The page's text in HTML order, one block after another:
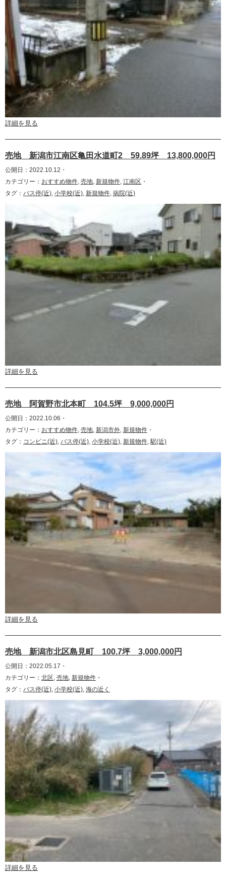
詳細を見る
売地 新潟市江南区亀田水道町2 59.89坪 13,800,000円
公開日：2022.10.12・
カテゴリー： おすすめ物件 売地 新規物件 江南区 ・
タグ： バス停(近) 小学校(近) 新規物件 病院(近)
詳細を見る
売地 阿賀野市北本町 104.5坪 9,000,000円
公開日：2022.10.06・
カテゴリー： おすすめ物件 売地 新潟市外 新規物件 ・
タグ： コンビニ(近) バス停(近) 小学校(近) 新規物件 駅(近)
詳細を見る
売地 新潟市北区島見町 100.7坪 3,000,000円
公開日：2022.05.17・
カテゴリー： 北区 売地 新規物件 ・
タグ： バス停(近) 小学校(近) 海の近く
詳細を見る